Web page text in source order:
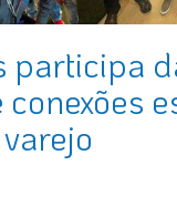
participa